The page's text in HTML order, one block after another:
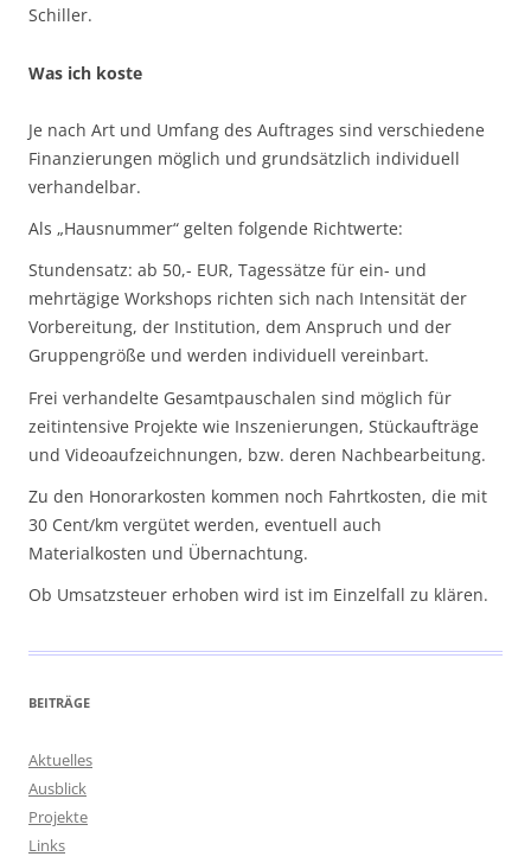
Schiller.
Was ich koste
Je nach Art und Umfang des Auftrages sind verschiedene
Finanzierungen möglich und grundsätzlich individuell
verhandelbar.
Als „Hausnummer“ gelten folgende Richtwerte:
Stundensatz: ab 50,- EUR, Tagessätze für ein- und
mehrtägige Workshops richten sich nach Intensität der
Vorbereitung, der Institution, dem Anspruch und der
Gruppengröße und werden individuell vereinbart.
Frei verhandelte Gesamtpauschalen sind möglich für
zeitintensive Projekte wie Inszenierungen, Stückaufträge
und Videoaufzeichnungen, bzw. deren Nachbearbeitung.
Zu den Honorarkosten kommen noch Fahrtkosten, die mit
30 Cent/km vergütet werden, eventuell auch
Materialkosten und Übernachtung.
Ob Umsatzsteuer erhoben wird ist im Einzelfall zu klären.
BEITRÄGE
Aktuelles
Ausblick
Projekte
Links